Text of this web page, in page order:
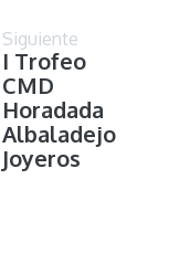
Siguiente
I Trofeo
CMD
Horadada
Albaladejo
Joyeros